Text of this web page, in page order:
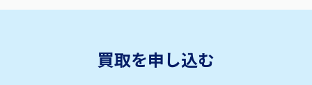
買取を申し込む